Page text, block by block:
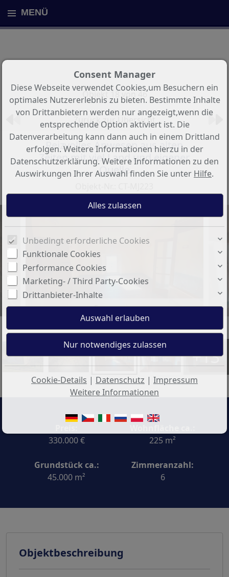
MENÜ
Objekt 18 von 46
Zurück zur Übersicht
Reizvolles Anwesen aus alten
Zeiten mit viel Land und eigener
Quelle
Camera p .jpg
+13
330.000 €
225 m²
Grundstück ca.:
45.000 m²
Zimmeranzahl:
6
Objektbeschreibung
Consent Manager
Diese Webseite verwendet Cookies,um Besuchern ein
optimales Nutzererlebnis zu bieten. Bestimmte Inhalte
von Drittanbietern werden nur angezeigt,wenn die
entsprechende Option aktiviert ist. Die
Datenverarbeitung kann dann auch in einem Drittland
erfolgen. Weitere Informationen hierzu in der
Datenschutzerklärung. Weitere Informationen zu den
Auswirkungen Ihrer Auswahl finden Sie unter Hilfe.
Unbedingt erforderliche Cookies
Funktionale Cookies
Performance Cookies
Marketing- / Third Party-Cookies
Drittanbieter-Inhalte
Cookie-Details | Datenschutz | Impressum
Weitere Informationen